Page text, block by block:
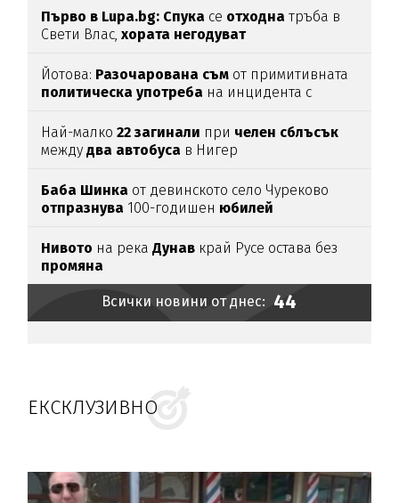
Първо в Lupa.bg: Спука се отходна тръба в
Свети Влас,хората негодуват
Йотова: Разочарована съм от примитивната
политическа употреба на инцидента с
Най-малко22 загинали при челен сблъсък
междудва автобуса в Нигер
Баба Шинка от девинското село Чуреково
отпразнува 100-годишен юбилей
Нивото на рекаДунав край Русе остава без
промяна
Всички новини от днес: 44
ЕКСКЛУЗИВНО